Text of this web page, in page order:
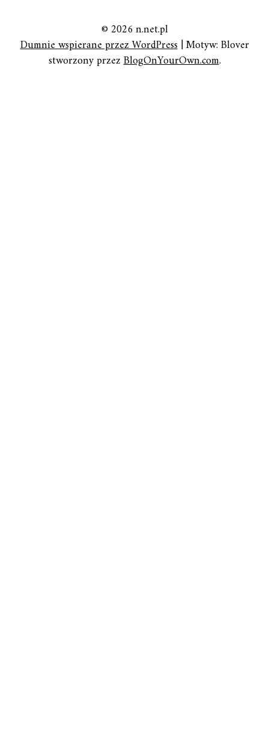
© 2026 n.net.pl
Dumnie wspierane przez WordPress|Motyw: Blover
stworzony przezBlogOnYourOwn.com.